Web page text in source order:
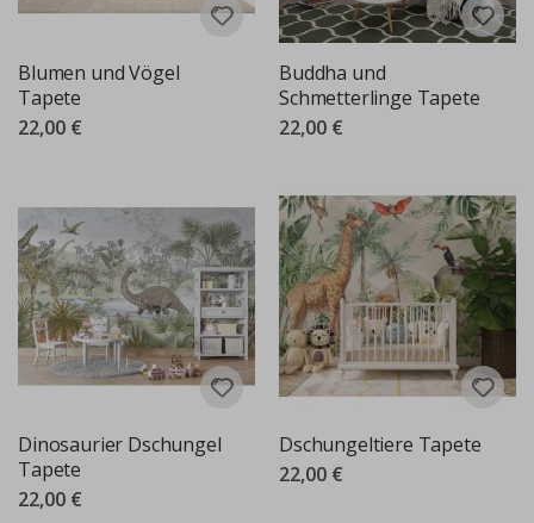
Blumen und Vögel
Tapete
22,00 €
Buddha und
Schmetterlinge Tapete
22,00 €
Dinosaurier Dschungel
Tapete
22,00 €
Dschungeltiere Tapete
22,00 €